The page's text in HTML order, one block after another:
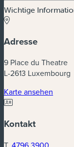
Wichtige
Adresse
9 Place du Theatre
L-2613 Luxembourg
Karte ansehen
Kontakt